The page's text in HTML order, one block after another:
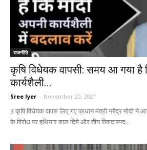
राजनीति
कृषि विधेयक वापसी: समय आ गया है
कार्यशैली...
Sree Iyer - November 20, 2021
3 कृषि विधेयक वापस लिए गए प्रधान मंत्री नरेंद्र मोदी ने
के विरोध पर हथियार डाल दिये और तीन विवादास्पद...